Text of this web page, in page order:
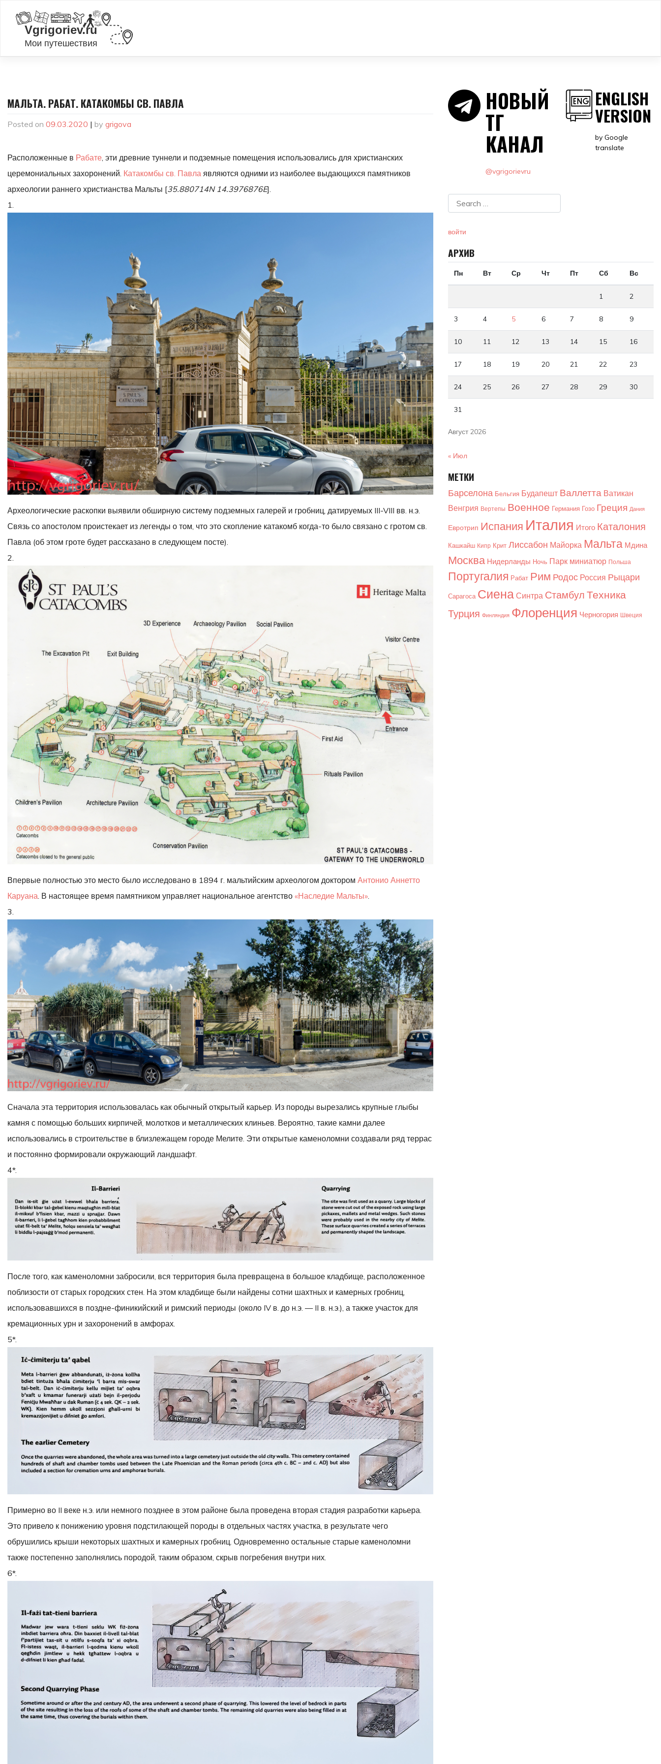
content
МАЛЬТА. РАБАТ. КАТАКОМБЫ СВ. ПАВЛА
Posted on 09.03.2020 | by grigova
Расположенные в Рабате , эти древние туннели и подземные помещения использовались для христианских
церемониальных захоронений. Катакомбы св. Павла являются одними из наиболее выдающихся памятников
археологии раннего христианства Мальты [35.880714N 14.3976876E].
1.
Археологические раскопки выявили обширную систему подземных галерей и гробниц, датируемых III-VIII вв. н.э.
Связь со апостолом проистекает из легенды о том, что это скопление катакомб когда-то было связано с гротом св.
Павла (об этом гроте будет рассказано в следующем посте).
2.
Впервые полностью это место было исследовано в 1894 г. мальтийским археологом доктором Антонио Аннетто
Каруана . В настоящее время памятником управляет национальное агентство «Наследие Мальты»
3.
Сначала эта территория использовалась как обычный открытый карьер. Из породы вырезались крупные глыбы
камня с помощью больших кирпичей, молотков и металлических клиньев. Вероятно, такие камни далее
использовались в строительстве в близлежащем городе Мелите. Эти открытые каменоломни создавали ряд террас
и постоянно формировали окружающий ландшафт.
4*.
После того, как каменоломни забросили, вся территория была превращена в большое кладбище, расположенное
поблизости от старых городских стен. На этом кладбище были найдены сотни шахтных и камерных гробниц,
использовавшихся в поздне-финикийский и римский периоды (около IV в. до н.э. — II в. н.э.), а также участок для
кремационных урн и захоронений в амфорах.
5*.
Примерно во II веке н.э. или немного позднее в этом районе была проведена вторая стадия разработки карьера.
Это привело к понижению уровня подстилающей породы в отдельных частях участка, в результате чего
обрушились крыши некоторых шахтных и камерных гробниц. Одновременно остальные старые каменоломни
также постепенно заполнялись породой, таким образом, скрыв погребения внутри них.
6*.
НОВЫЙ
ТГ
КАНАЛ
@vgrigorievru
ENGLISH
VERSION
by Google
translate
войти
АРХИВ
Август 2026
Пн Вт Ср Чт Пт Сб Вс
1 2
3 4 5 6 7 8 9
10 11 12 13 14 15 16
17 18 19 20 21 22 23
24 25 26 27 28 29 30
31
« Июл
МЕТКИ
Барселона Бельгия Будапешт Валлетта Ватикан
Венгрия Вертепы Военное Германия Гозо Греция Дания
Евротрип Испания Италия Итого Каталония
Кашкайш Кипр Крит Лиссабон Майорка Мальта Мдина
Москва Нидерланды Ночь Парк миниатюр Польша
Португалия Рабат Рим Родос Россия Рыцари
Сарагоса Сиена Синтра Стамбул Техника
Турция Финляндия Флоренция Черногория Швеция